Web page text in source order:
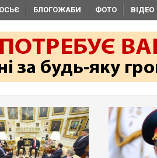
БЛОГОЖАБИ ФОТО ВІДЕО